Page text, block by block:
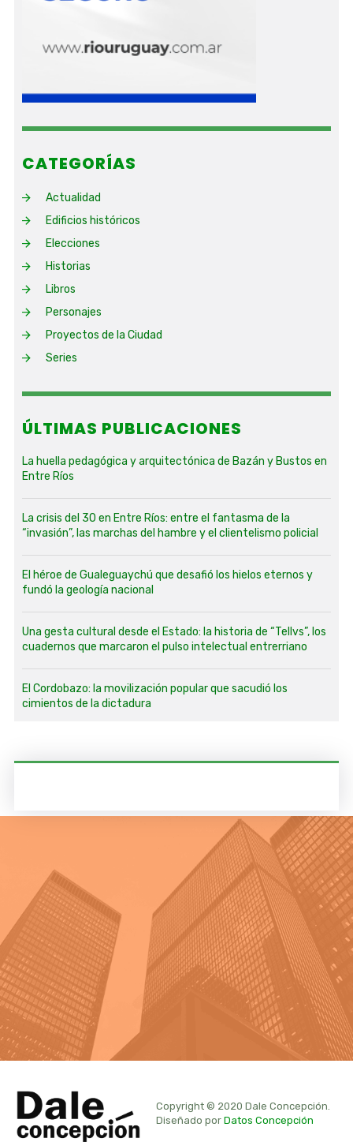
CATEGORÍAS
Actualidad
Edificios históricos
Elecciones
Historias
Libros
Personajes
Proyectos de la Ciudad
Series
ÚLTIMAS PUBLICACIONES
La huella pedagógica y arquitectónica de Bazán y Bustos en
Entre Ríos
La crisis del 30 en Entre Ríos: entre el fantasma de la
“invasión”, las marchas del hambre y el clientelismo policial
El héroe de Gualeguaychú que desafió los hielos eternos y
fundó la geología nacional
Una gesta cultural desde el Estado: la historia de “Tellvs”, los
cuadernos que marcaron el pulso intelectual entrerriano
El Cordobazo: la movilización popular que sacudió los
cimientos de la dictadura
Copyright © 2020 Dale Concepción.
Diseñado por Datos Concepción